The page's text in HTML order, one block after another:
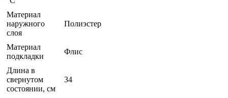
Материал
наружного
слоя
Полиэстер
Материал
подкладки
Флис
Длина в
свернутом
состоянии, см
34